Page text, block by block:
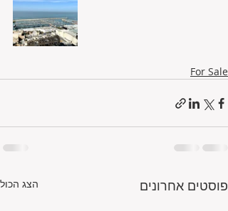
For Sale
פוסטים אחרונים הצג הכול